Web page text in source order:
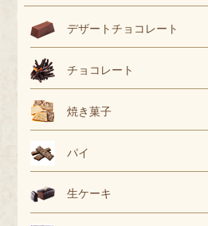
デザートチョコレート
チョコレート
焼き菓子
パイ
生ケーキ